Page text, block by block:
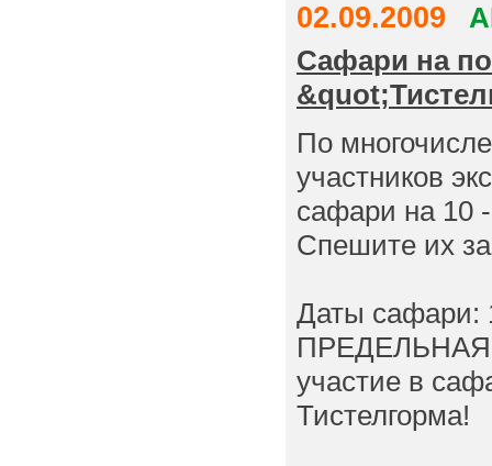
02.09.2009
Сафари на
По
участников
сафари на 10
Спешите их
Даты сафари:
ПРЕДЕЛЬНАЯ
участие в
Тистелгорма!